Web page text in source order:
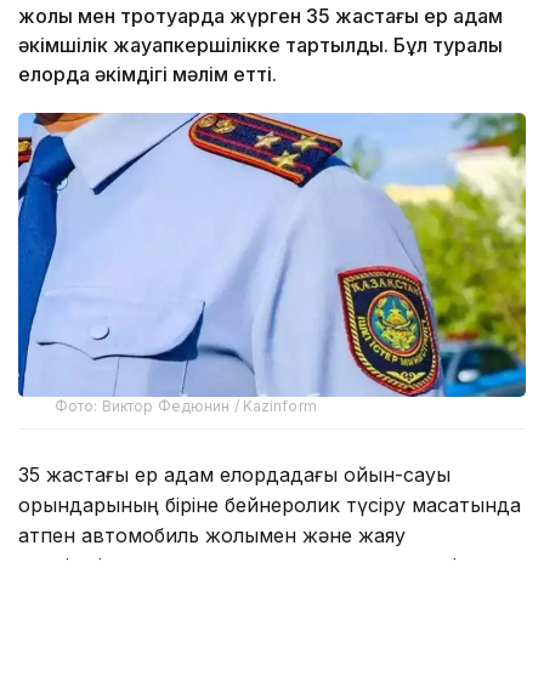
жолы мен тротуарда жүрген 35 жастағы ер адам
әкімшілік жауапкершілікке тартылды. Бұл туралы
елорда әкімдігі мәлім етті.
Фото: Виктор Федюнин / Kazinform
35 жастағы ер адам елордадағы ойын-сауық
орындарының біріне бейнеролик түсіру мақсатында
атпен автомобиль жолымен және жаяу
жүргіншілерге арналған тротуарлармен жүріп,